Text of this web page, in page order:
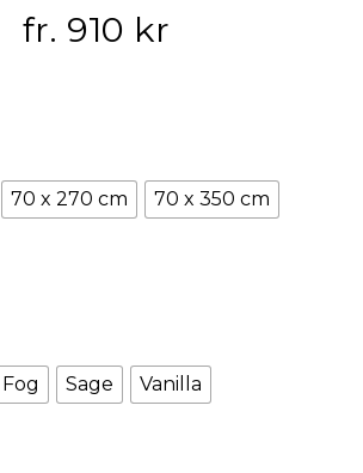
fr. 910 kr
70 x 270 cm 70 x 350 cm
Sage Vanilla